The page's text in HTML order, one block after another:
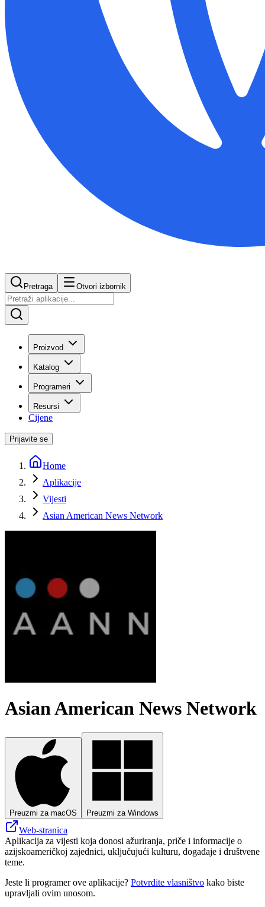
Pretraga Otvori izbornik
Proizvod
Katalog
Programeri
Resursi
Cijene
Prijavite se
Home
Aplikacije
Vijesti
Asian American News Network
Asian American News Network
Preuzmi za macOS Preuzmi za Windows
Web-stranica
Aplikacija za vijesti koja donosi ažuriranja, priče i informacije o
azijskoameričkoj zajednici, uključujući kulturu, događaje i društvene
teme.
Jeste li programer ove aplikacije? Potvrdite vlasništvo kako biste
upravljali ovim unosom.